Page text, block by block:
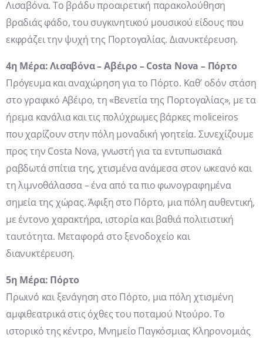
Λισαβόνα. Το βράδυ προαιρετική παρακολούθηση
βραδιάς φάδο, του συγκινητικού μουσικού είδους που
εκφράζει την ψυχή της Πορτογαλίας. Διανυκτέρευση.
4η Μέρα: Λισαβόνα – Αβέιρο –Costa Nova – Πόρτο
Πρόγευμα και αναχώρηση για το Πόρτο. Καθ’ οδόν στάση
στο γραφικό Αβέιρο, τη «Βενετία της Πορτογαλίας», με τα
ήρεμα κανάλια και τις πολύχρωμες βάρκες moliceiros
που χαρίζουν στην πόλη μοναδική γοητεία. Συνεχίζουμε
προς την Costa Nova, γνωστή για τα εντυπωσιακά
ραβδωτά σπίτια της, χτισμένα ανάμεσα στον ωκεανό και
τη λιμνοθάλασσα – ένα από τα πιο φωνογραφημένα
σημεία της χώρας. Άφιξη στο Πόρτο, μια πόλη αυθεντική,
με έντονο χαρακτήρα, ιστορία και βαθιά πολιτιστική
ταυτότητα. Μεταφορά στο ξενοδοχείο και
διανυκτέρευση.
5η Μέρα: Πόρτο
Πρωινό και ξενάγηση στο Πόρτο, μια πόλη χτισμένη
αμφιθεατρικά στις όχθες του ποταμού Ντούρο. Το
ιστορικό της κέντρο, Μνημείο Παγκόσμιας Κληρονομιάς